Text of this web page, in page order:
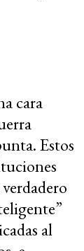
cara
Estos
al